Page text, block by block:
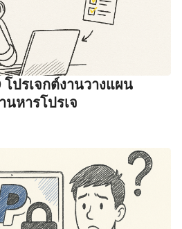
ปรเจกต์งานวางแผน
หารโปรเจ